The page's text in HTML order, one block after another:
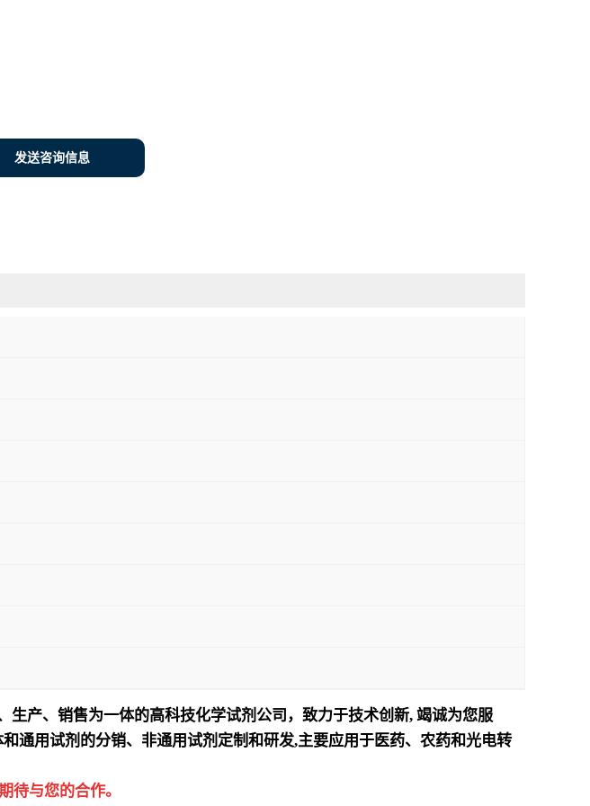
发送咨询信息
产、销售为一体的高科技化学试剂公司，致力于技术创新, 竭诚为您服
通用试剂的分销、非通用试剂定制和研发,主要应用于医药、农药和光电转
待与您的合作。